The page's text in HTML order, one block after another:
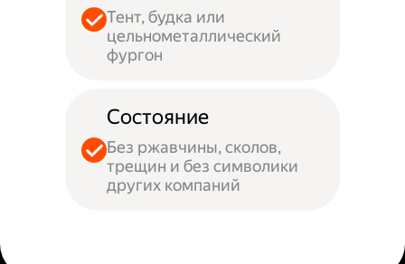
Тент, будка или
цельнометаллический
фургон
Состояние
Без ржавчины, сколов,
трещин и без символики
других компаний